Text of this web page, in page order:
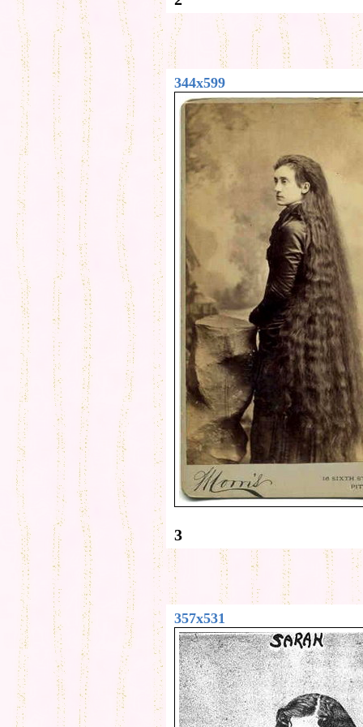
344x599
3
357x531